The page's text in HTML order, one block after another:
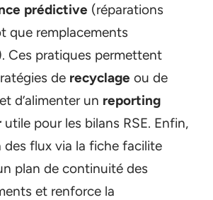
prédictive (réparations
que remplacements
Ces pratiques permettent
de recyclage ou de
d’alimenter un reporting
utile pour les bilans RSE. Enfin,
des flux via la fiche facilite
plan de continuité des
et renforce la